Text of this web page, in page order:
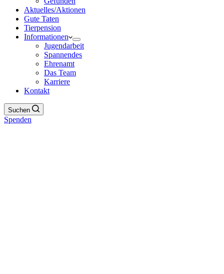
Aktuelles/Aktionen
Gute Taten
Tierpension
Informationen
Jugendarbeit
Spannendes
Ehrenamt
Das Team
Karriere
Kontakt
Suchen
Spenden